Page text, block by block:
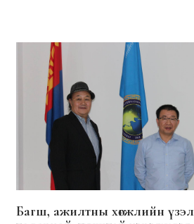
Багш, ажилтны хөгжлийн